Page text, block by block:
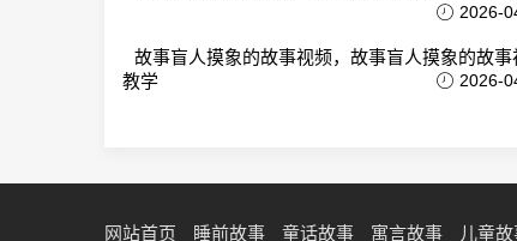
2026-
故事盲人摸象的故事视频，故事盲人摸象的故事
教学
2026-
网站首页 睡前故事 童话故事 寓言故事 儿童